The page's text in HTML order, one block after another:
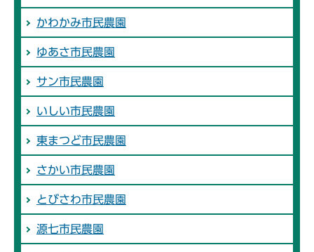
かわかみ市民農園
ゆあさ市民農園
サン市民農園
いしい市民農園
東まつど市民農園
さかい市民農園
とびさわ市民農園
源七市民農園